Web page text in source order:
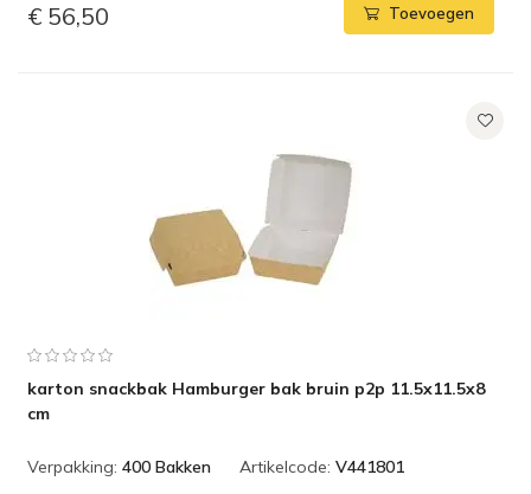
€ 56,50 Toevoegen
karton snackbak Hamburger bak bruin p2p 11.5x11.5x8
cm
Verpakking: 400 Bakken Artikelcode: V441801